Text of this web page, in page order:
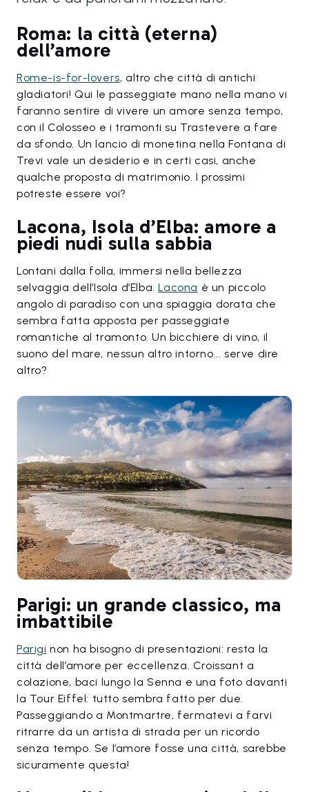
Roma: la città (eterna)
dell’amore
Rome-is-for-lovers, altro che città di antichi
gladiatori! Qui le passeggiate mano nella mano vi
faranno sentire di vivere un amore senza tempo,
con il Colosseo e i tramonti su Trastevere a fare
da sfondo. Un lancio di monetina nella Fontana di
Trevi vale un desiderio e in certi casi, anche
qualche proposta di matrimonio. I prossimi
potreste essere voi?
Lacona, Isola d’Elba: amore a
piedi nudi sulla sabbia
Lontani dalla folla, immersi nella bellezza
selvaggia dell’Isola d’Elba.Lacona è un piccolo
angolo di paradiso con una spiaggia dorata che
sembra fatta apposta per passeggiate
romantiche al tramonto. Un bicchiere di vino, il
suono del mare, nessun altro intorno... serve dire
altro?
Parigi: un grande classico, ma
imbattibile
Parigi non ha bisogno di presentazioni: resta la
città dell’amore per eccellenza. Croissant a
colazione, baci lungo la Senna e una foto davanti
la Tour Eiffel: tutto sembra fatto per due.
Passeggiando a Montmartre, fermatevi a farvi
ritrarre da un artista di strada per un ricordo
senza tempo. Se l’amore fosse una città, sarebbe
sicuramente questa!